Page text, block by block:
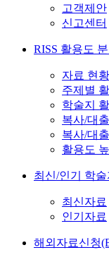
고객제안
신고센터
RISS 활용도
자료 현
주제별
학술지
복사/대
복사/대
활용도
최신/인기 학술
최신자료
인기자료
해외자료신청